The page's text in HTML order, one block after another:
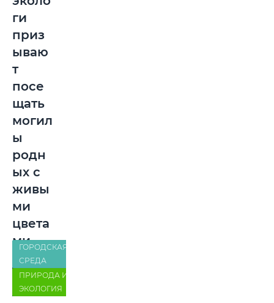
ги
приз
ываю
т
посе
щать
могил
ы
родн
ых с
живы
ми
цвета
ми
ГОРОДСКАЯ
СРЕДА
ПРИРОДА И
ЭКОЛОГИЯ